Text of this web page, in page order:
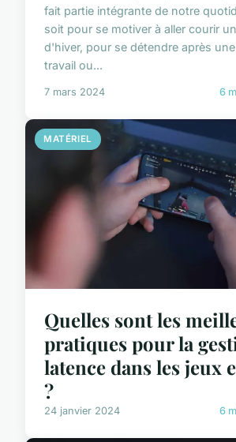
fait partie intégrante de notre
soit pour se motiver à aller courir
d'hiver, pour se détendre après
travail ou...
7 mars 2024 6
MATÉRIEL
Quelles sont les
pratiques pour la
latence dans les jeux
?
24 janvier 2024 6